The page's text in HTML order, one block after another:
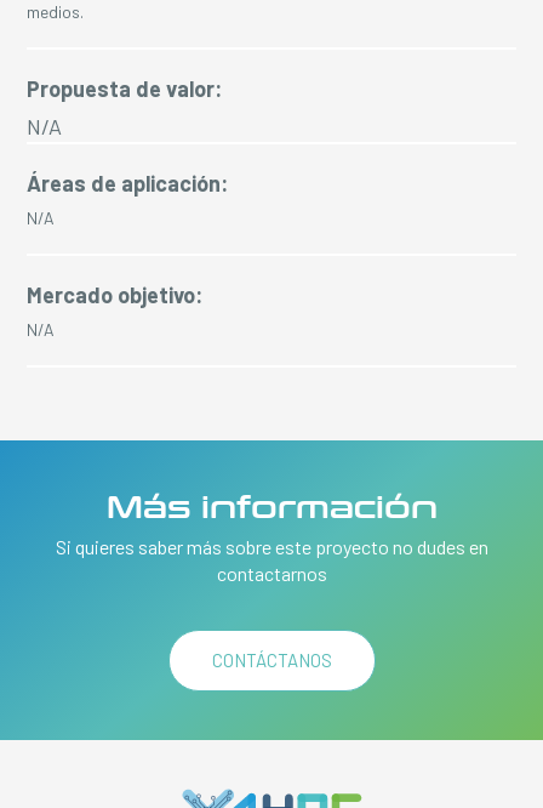
medios.
Propuesta de valor:
N/A
Áreas de aplicación:
N/A
Mercado objetivo:
N/A
Más información
Si quieres saber más sobre este proyecto no dudes en
contactarnos
CONTÁCTANOS